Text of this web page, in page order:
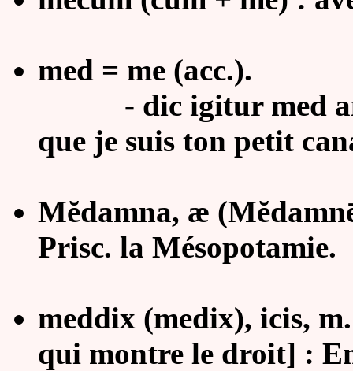
med = me (acc.).
- dic igitur med
que je suis ton petit
Mĕdamna, æ
Prisc. la Mésopotamie.
meddix (medix), icis,
qui montre le droit] :